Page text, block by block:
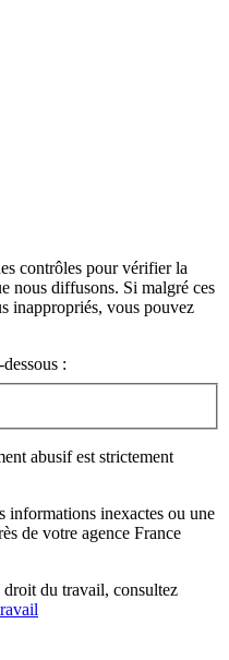
contrôles pour vérifier la
nous diffusons. Si malgré ces
inappropriés, vous pouvez
:
abusif est strictement
informations inexactes ou une
de votre agence France
droit du travail, consultez